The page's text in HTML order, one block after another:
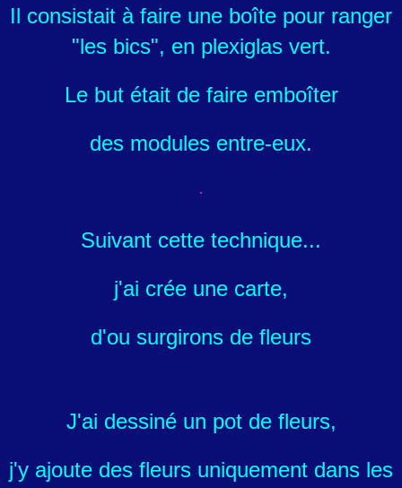
Il consistait à faire une boîte pour ranger
"les bics", en plexiglas vert.
Le but était de faire emboîter
des modules entre-eux.
Suivant cette technique...
j'ai crée une carte,
d'ou surgirons de fleurs
J'ai dessiné un pot de fleurs,
j'y ajoute des fleurs uniquement dans les